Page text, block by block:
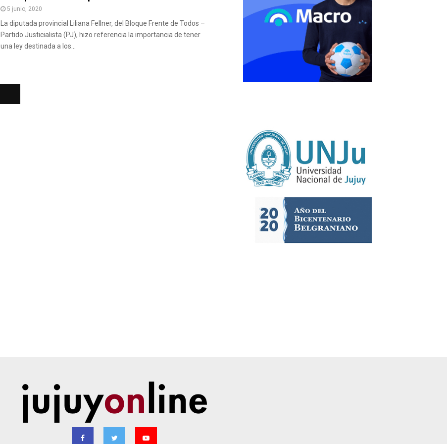
5 junio, 2020
La diputada provincial Liliana Fellner, del Bloque Frente de Todos –
Partido Justicialista (PJ), hizo referencia la importancia de tener
una ley destinada a los...